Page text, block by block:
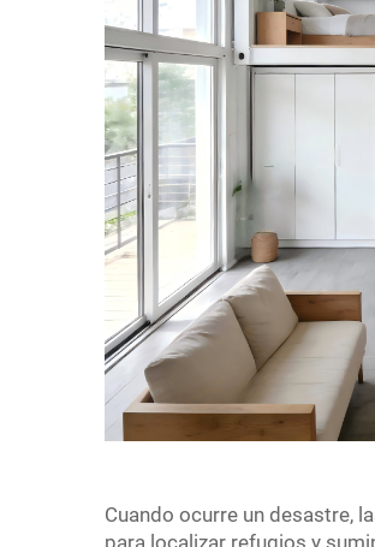
Cuando ocurre un desastre,
para localizar refugios y